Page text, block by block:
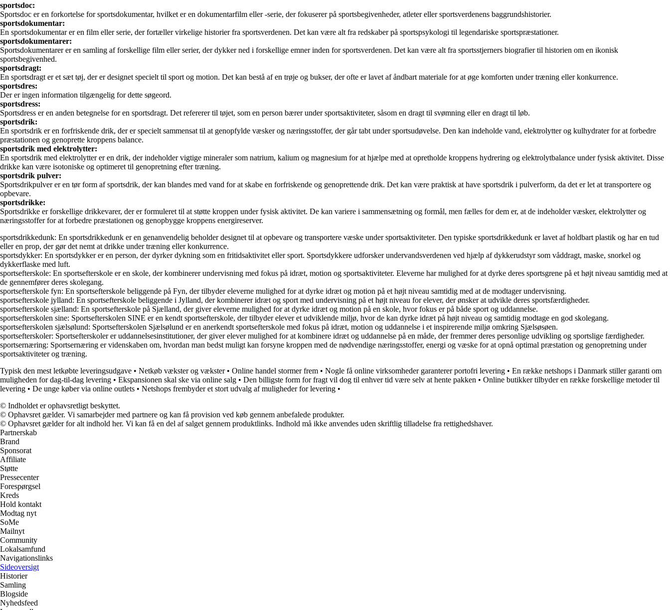
sportsdoc:
Sportsdoc er en forkortelse for sportsdokumentar, hvilket er en dokumentarfilm eller -serie, der fokuserer på sportsbegivenheder, atleter eller sportsverdenens baggrundshistorier.
sportsdokumentar:
En sportsdokumentar er en film eller serie, der fortæller virkelige historier fra sportsverdenen. Det kan være alt fra redskaber på sportspsykologi til legendariske sportspræstationer.
sportsdokumentarer:
Sportsdokumentarer er en samling af forskellige film eller serier, der dykker ned i forskellige emner inden for sportsverdenen. Det kan være alt fra sportsstjerners biografier til historien om en ikonisk
sportsbegivenhed.
sportsdragt:
En sportsdragt er et sæt tøj, der er designet specielt til sport og motion. Det kan bestå af en trøje og bukser, der ofte er lavet af åndbart materiale for at øge komforten under træning eller konkurrence.
sportsdres:
Der er ingen information tilgængelig for dette søgeord.
sportsdress:
Sportsdress er en anden betegnelse for en sportsdragt. Det refererer til tøjet, som en person bærer under sportsaktiviteter, såsom en dragt til svømning eller en dragt til løb.
sportsdrik:
En sportsdrik er en forfriskende drik, der er specielt sammensat til at genopfylde væsker og næringsstoffer, der går tabt under sportsudøvelse. Den kan indeholde vand, elektrolytter og kulhydrater for at forbedre
præstationen og genoprette kroppens balance.
sportsdrik med elektrolytter:
En sportsdrik med elektrolytter er en drik, der indeholder vigtige mineraler som natrium, kalium og magnesium for at hjælpe med at opretholde kroppens hydrering og elektrolytbalance under fysisk aktivitet. Disse
drikke kan være isotoniske og optimeret til genopretning efter træning.
sportsdrik pulver:
Sportsdrikpulver er en tør form af sportsdrik, der kan blandes med vand for at skabe en forfriskende og genoprettende drik. Det kan være praktisk at have sportsdrik i pulverform, da det er let at transportere og
opbevare.
sportsdrikke:
Sportsdrikke er forskellige drikkevarer, der er formuleret til at støtte kroppen under fysisk aktivitet. De kan variere i sammensætning og formål, men fælles for dem er, at de indeholder væsker, elektrolytter og
næringsstoffer for at forbedre præstationen og genopbygge kroppens energireserver.
sportsdrikkedunk: En sportsdrikkedunk er en genanvendelig beholder designet til at opbevare og transportere væske under sportsaktiviteter. Den typiske sportsdrikkedunk er lavet af holdbart plastik og har en tud
eller en prop, der gør det nemt at drikke under træning eller konkurrence.
sportsdykker: En sportsdykker er en person, der dyrker dykning som en fritidsaktivitet eller sport. Sportsdykkere udforsker undervandsverdenen ved hjælp af dykkerudstyr som våddragt, maske, snorkel og
dykkerflaske med luft.
sportsefterskole: En sportsefterskole er en skole, der kombinerer undervisning med fokus på idræt, motion og sportsaktiviteter. Eleverne har mulighed for at dyrke deres sportsgrene på et højt niveau samtidig med at
de gennemfører deres skolegang.
sportsefterskole fyn: En sportsefterskole beliggende på Fyn, der tilbyder eleverne mulighed for at dyrke idræt og motion på et højt niveau samtidig med at de modtager undervisning.
sportsefterskole jylland: En sportsefterskole beliggende i Jylland, der kombinerer idræt og sport med undervisning på et højt niveau for elever, der ønsker at udvikle deres sportsfærdigheder.
sportsefterskole sjælland: En sportsefterskole på Sjælland, der giver eleverne mulighed for at dyrke idræt og motion på en skole, hvor fokus er på både sport og uddannelse.
sportsefterskolen sine: Sportsefterskolen SINE er en kendt sportsefterskole, der tilbyder elever et udviklende miljø, hvor de kan dyrke idræt på højt niveau og samtidig modtage en god skolegang.
sportsefterskolen sjælsølund: Sportsefterskolen Sjælsølund er en anerkendt sportsefterskole med fokus på idræt, motion og uddannelse i et inspirerende miljø omkring Sjælsøsøen.
sportsefterskoler: Sportsefterskoler er uddannelsesinstitutioner, der giver elever mulighed for at kombinere idræt og uddannelse på en måde, der fremmer deres personlige udvikling og sportslige færdigheder.
sportsernæring: Sportsernæring er videnskaben om, hvordan man bedst muligt kan forsyne kroppen med de nødvendige næringsstoffer, energi og væske for at opnå optimal præstation og genopretning under
sportsaktiviteter og træning.
Typisk den mest letkøbte leveringsudgave • Netkøb vækster og vækster• Online handel stormer frem • Nogle få online virksomheder garanterer portofri levering • En række netshops i Danmark stiller garanti om
muligheden for dag-til-dag levering • Ekspansionen skal ske via online salg • Den billigste form for fragt vil dog til enhver tid være selv at hente pakken • Online butikker tilbyder en række forskellige metoder til
levering • De unge køber via online outlets • Netshops frembyder et stort udvalg af muligheder for levering •
© Indholdet er ophavsretligt beskyttet.
© Ophavsret gælder. Vi samarbejder med partnere og kan få provision ved køb gennem anbefalede produkter.
© Ophavsret gælder for alt indhold her. Vi kan få en del af salget gennem produktlinks. Indhold må ikke anvendes uden skriftlig tilladelse fra rettighedshaver.
Partnerskab
Brand
Sponsorat
Affiliate
Støtte
Pressecenter
Forespørgsel
Kreds
Hold kontakt
Modtag nyt
SoMe
Mailnyt
Community
Lokalsamfund
Navigationslinks
Sideoversigt
Historier
Samling
Blogside
Nyhedsfeed